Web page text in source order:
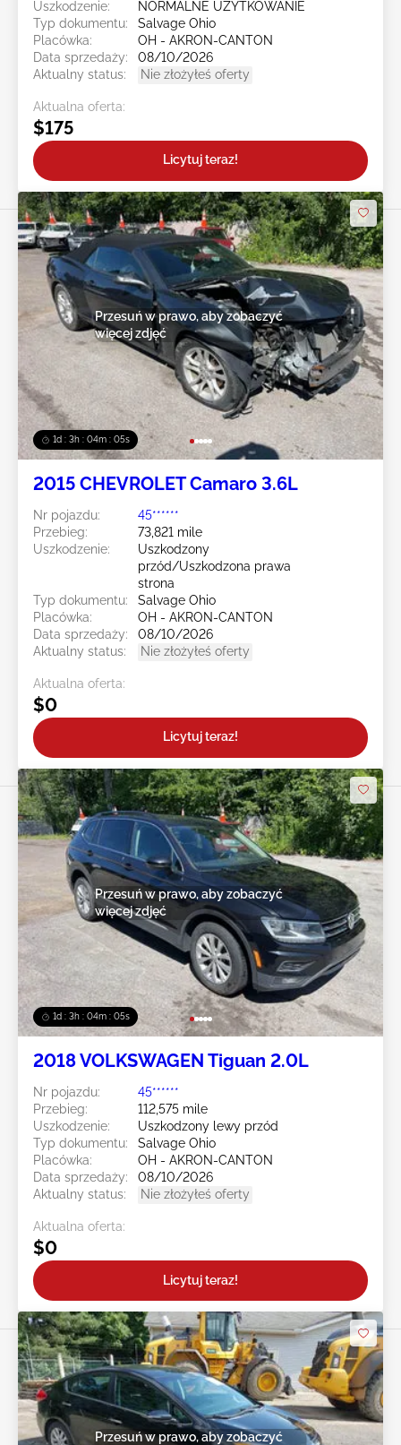
Uszkodzenie:
NORMALNE UŻYTKOWANIE
Typ dokumentu:
Salvage Ohio
Placówka:
OH - AKRON-CANTON
Data sprzedaży:
08/10/2026
Aktualny status:
Nie złożyłeś oferty
Aktualna oferta:
$175
Licytuj teraz!
1d : 3h : 04m : 02s
Przesuń w prawo, aby zobaczyć
więcej zdjęć
2015 CHEVROLET Camaro 3.6L
Nr pojazdu:
45******
Przebieg:
73,821 mile
Uszkodzenie:
Uszkodzony
przód/Uszkodzona prawa
strona
Typ dokumentu:
Salvage Ohio
Placówka:
OH - AKRON-CANTON
Data sprzedaży:
08/10/2026
Aktualny status:
Nie złożyłeś oferty
Aktualna oferta:
$0
Licytuj teraz!
1d : 3h : 04m : 02s
Przesuń w prawo, aby zobaczyć
więcej zdjęć
2018 VOLKSWAGEN Tiguan 2.0L
Nr pojazdu:
45******
Przebieg:
112,575 mile
Uszkodzenie:
Uszkodzony lewy przód
Typ dokumentu:
Salvage Ohio
Placówka:
OH - AKRON-CANTON
Data sprzedaży:
08/10/2026
Aktualny status:
Nie złożyłeś oferty
Aktualna oferta:
$0
Licytuj teraz!
Przesuń w prawo, aby zobaczyć